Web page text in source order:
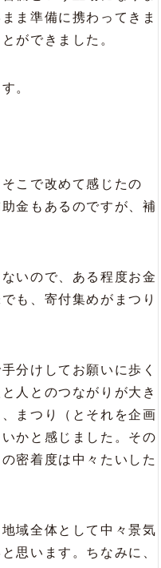
ま準備に携わってきま
ができました。
。
こで改めて感じたの
金もあるのですが、補
いので、ある程度お金
も、寄付集めがまつり
分けしてお願いに歩く
人とのつながりが大き
まつり（とそれを企画
かと感じました。その
密着度は中々たいした
域全体として中々景気
思います。ちなみに、